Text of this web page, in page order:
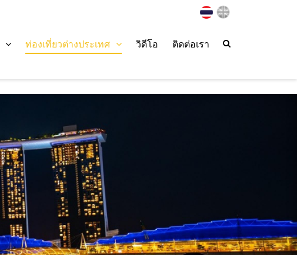
ท่องเที่ยวต่างประเทศ วิดีโอ ติดต่อเรา